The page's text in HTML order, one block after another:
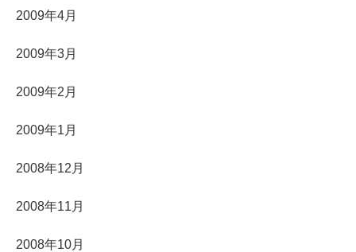
2009年4月
2009年3月
2009年2月
2009年1月
2008年12月
2008年11月
2008年10月